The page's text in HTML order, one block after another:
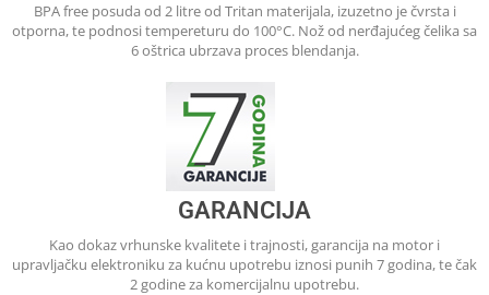
BPA free posuda od 2 litre od Tritan materijala, izuzetno je čvrsta i
otporna, te podnosi tempereturu do 100°C. Nož od nerđajućeg čelika sa
6 oštrica ubrzava proces blendanja.
GARANCIJA
Kao dokaz vrhunske kvalitete i trajnosti, garancija na motor i
upravljačku elektroniku za kućnu upotrebu iznosi punih 7 godina, te čak
2 godine za komercijalnu upotrebu.